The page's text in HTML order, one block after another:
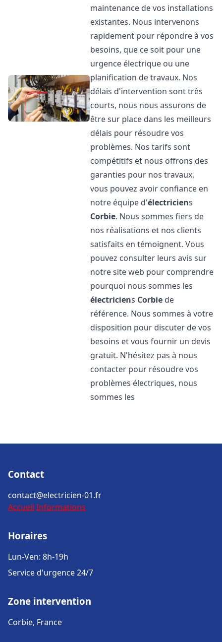
maintenance de vos installations
existantes. Nous intervenons
rapidement pour répondre à vos
besoins, que ce soit pour une
urgence électrique ou une
planification de travaux. Nos
délais d'intervention sont très
courts, nous nous assurons de
être sur place dans les meilleurs
délais pour résoudre vos
problèmes. Nos tarifs sont
compétitifs et nous offrons des
garanties pour nos travaux,
vous pouvez avoir confiance en
notre équipe d'électriciens
Corbie. Nous sommes fiers de
nos réalisations et nos clients
satisfaits en témoignent. Vous
pouvez consulter leurs avis sur
notre site web pour comprendre
pourquoi nous sommes les
électriciens Corbie de
référence. Nous sommes à votre
disposition pour discuter de vos
besoins et vous fournir un devis
gratuit. N'hésitez pas à nous
contacter pour résoudre vos
problèmes électriques, nous
sommes les
Contact
contact@electricien-01.fr
Accueil Informations
Horaires
Lun-Ven: 8h-19h
Service d'urgence 24/7
Zone intervention
Corbie, France